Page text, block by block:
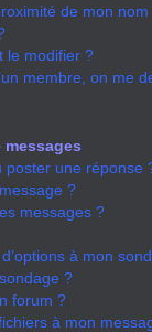
de mon nom
le modifier ?
membre, on me
poster une réponse
?
messages ?
à mon
?
forum ?
à mon